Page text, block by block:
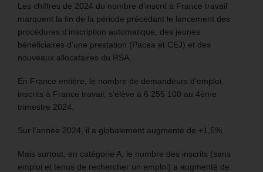
Les chiffres de 2024 du nombre d’inscrit à France travail
marquent la fin de la période précédant le lancement des
procédures d’inscription automatique, des jeunes
bénéficiaires d’une prestation (Pacea et CEJ) et des
nouveaux allocataires du RSA.
En France entière, le nombre de demandeurs d’emploi,
inscrits à France travail, s’élève à 6 255 100 au 4ème
trimestre 2024.
Sur l’année 2024, il a globalement augmenté de +1,5%.
Mais surtout, en catégorie A, le nombre des inscrits (sans
emploi et tenus de rechercher un emploi) a augmenté de